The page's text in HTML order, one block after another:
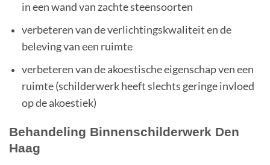
in een wand van zachte steensoorten
verbeteren van de verlichtingskwaliteit en de
beleving van een ruimte
verbeteren van de akoestische eigenschap ven een
ruimte (schilderwerk heeft slechts geringe invloed
op de akoestiek)
Behandeling Binnenschilderwerk Den
Haag